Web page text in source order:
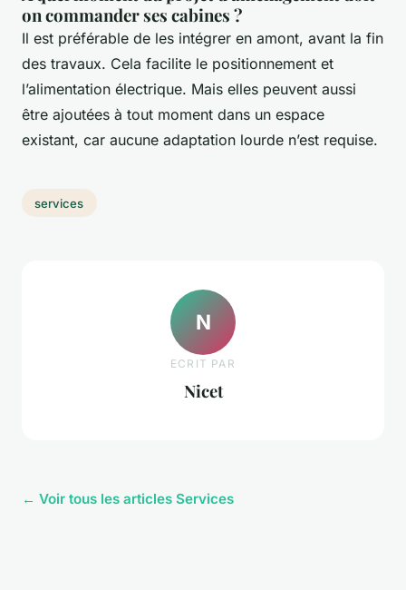
on commander ses cabines ?
Il est préférable de les intégrer en amont, avant la fin
des travaux. Cela facilite le positionnement et
l’alimentation électrique. Mais elles peuvent aussi
être ajoutées à tout moment dans un espace
existant, car aucune adaptation lourde n’est requise.
services
N
ECRIT PAR
Nicet
← Voir tous les articles Services